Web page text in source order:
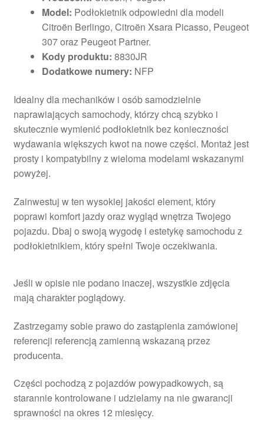
Model: Podłokietnik odpowiedni dla modeli
Citroën Berlingo, Citroën Xsara Picasso, Peugeot
307 oraz Peugeot Partner.
Kody produktu: 8830JR
Dodatkowe numery: NFP
Idealny dla mechaników i osób samodzielnie
naprawiających samochody, którzy chcą szybko i
skutecznie wymienić podłokietnik bez konieczności
wydawania większych kwot na nowe części. Montaż jest
prosty i kompatybilny z wieloma modelami wskazanymi
powyżej.
Zainwestuj w ten wysokiej jakości element, który
poprawi komfort jazdy oraz wygląd wnętrza Twojego
pojazdu. Dbaj o swoją wygodę i estetykę samochodu z
podłokietnikiem, który spełni Twoje oczekiwania.
Jeśli w opisie nie podano inaczej, wszystkie zdjęcia
mają charakter poglądowy.
Zastrzegamy sobie prawo do zastąpienia zamówionej
referencji referencją zamienną wskazaną przez
producenta.
Części pochodzą z pojazdów powypadkowych, są
starannie kontrolowane i udzielamy na nie gwarancji
sprawności na okres 12 miesięcy.